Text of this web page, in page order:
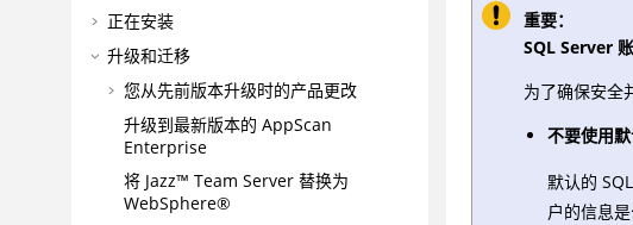
正在安装
升级和迁移
您从先前版本升级时的产品更改
升级到最新版本的 AppScan
Enterprise
将 Jazz™ Team Server 替换为
WebSphere®
重要：
SQL Server
为了确保安全
不要使用
默认的
户的信息